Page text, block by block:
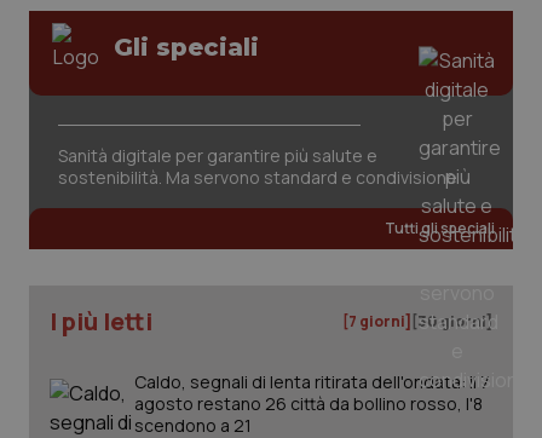
Gli speciali
Sanità digitale per garantire più salute e
sostenibilità. Ma servono standard e condivisione
Tutti gli speciali
I più letti [7 giorni] [30 giorni]
Caldo, segnali di lenta ritirata dell'ondata: il 7
agosto restano 26 città da bollino rosso, l'8
scendono a 21
tracking-sites-ironfish-
tracking-enable
www.quotidianosanita.it
_ga
Google LLC